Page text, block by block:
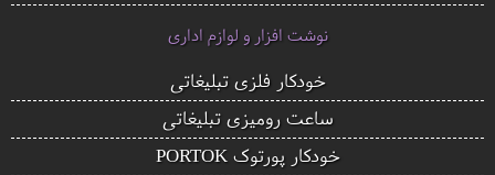
نوشت افزار و لوازم اداری
خودکار فلزی تبلیغاتی
ساعت رومیزی تبلیغاتی
خودکار پورتوک PORTOK